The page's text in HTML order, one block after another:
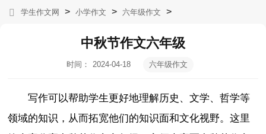
学生作文网 > 小学作文 > 六年级作文 >
中秋节作文六年级
时间：
2024-04-18
六年级作文
写作可以帮助学生更好地理解历史、文学、哲学等
领域的知识，从而拓宽他们的知识面和文化视野。这里